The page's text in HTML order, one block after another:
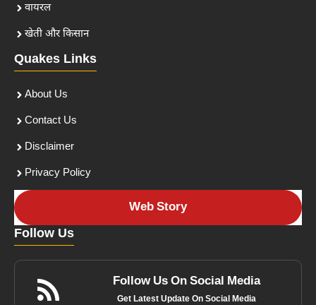
वायरल
खेती और किसान
Quakes Links
About Us
Contact Us
Disclaimer
Privacy Policy
Web Story
Follow Us
Follow Us On Social Media
Get Latest Update On Social Media